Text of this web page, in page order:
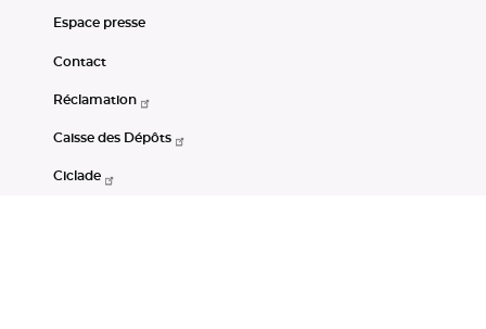
Espace presse
Contact
Réclamation
Caisse des Dépôts
Ciclade